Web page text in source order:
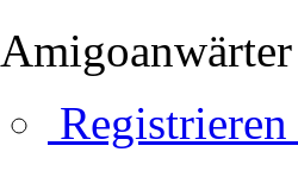
Amigoanwärter